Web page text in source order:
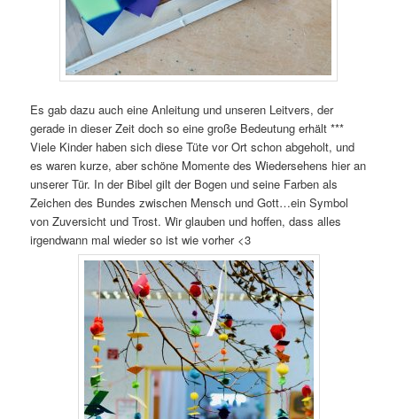
Es gab dazu auch eine Anleitung und unseren Leitvers, der
gerade in dieser Zeit doch so eine große Bedeutung erhält ***
Viele Kinder haben sich diese Tüte vor Ort schon abgeholt, und
es waren kurze, aber schöne Momente des Wiedersehens hier an
unserer Tür. In der Bibel gilt der Bogen und seine Farben als
Zeichen des Bundes zwischen Mensch und Gott…ein Symbol
von Zuversicht und Trost. Wir glauben und hoffen, dass alles
irgendwann mal wieder so ist wie vorher <3